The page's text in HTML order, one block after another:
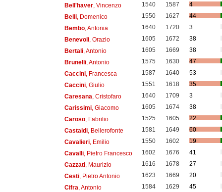
Bell'haver, Vincenzo 1540 1587
4
Belli, Domenico 1550 1627
44
Bembo, Antonia 1640 1720
3
Benevoli, Orazio 1605 1672
38
Bertali, Antonio 1605 1669
38
Brunelli, Antonio 1575 1630
47
Caccini, Francesca 1587 1640
53
Caccini, Giulio 1551 1618
35
Caresana, Cristofaro 1640 1709
3
Carissimi, Giacomo 1605 1674
38
Caroso, Fabritio 1525 1605
22
Castaldi, Bellerofonte 1581 1649
60
Cavalieri, Emilio 1550 1602
19
Cavalli, Pietro Francesco 1602 1676
41
Cazzati, Maurizio 1616 1678
27
Cesti, Pietro Antonio 1623 1669
20
Cifra, Antonio 1584 1629
45